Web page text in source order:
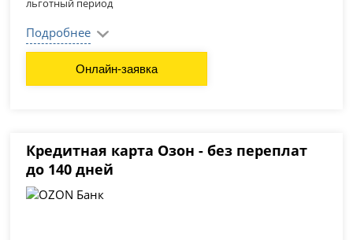
льготный период
Подробнее
Онлайн-заявка
Кредитная карта Озон - без переплат
до 140 дней